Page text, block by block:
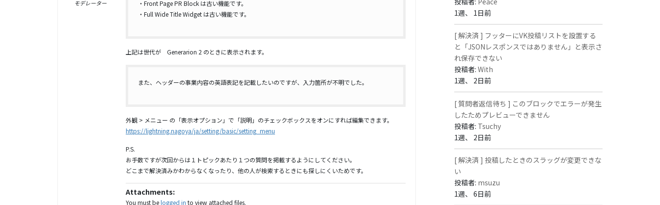
モデレーター
・Front Page PR Block は古い機能です。
・Full Wide Title Widget は古い機能です。
上記は世代が Generarion 2 のときに表示されます。
また、ヘッダーの事業内容の英語表記を記載したいのですが、入力箇所が不明でした。
外観 > メニュー の「表示オプション」で「説明」のチェックボックスをオンにすれば編集できます。
https://lightning.nagoya/ja/setting/basic/setting_menu
P.S.
お手数ですが次回からは１トピックあたり１つの質問を掲載するようにしてください。
どこまで解決済みかわからなくなったり、他の人が検索するときにも探しにくいためです。
Attachments:
You must belogged in to view attached files.
1週、 1日前
[ 解決済 ] フッターにVK投稿リストを設置する
と「JSONレスポンスではありません」と表示さ
れ保存できない
投稿者:With
1週、 2日前
[ 質問者返信待ち ] このブロックでエラーが発生
したためプレビューできません
投稿者: Tsuchy
1週、 2日前
[ 解決済 ] 投稿したときのスラッグが変更できな
い
投稿者: msuzu
1週、 6日前